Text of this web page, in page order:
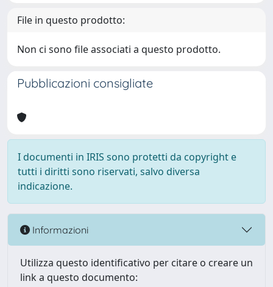
File in questo prodotto:
Non ci sono file associati a questo prodotto.
Pubblicazioni consigliate
I documenti in IRIS sono protetti da copyright e
tutti i diritti sono riservati, salvo diversa
indicazione.
Informazioni
Utilizza questo identificativo per citare o creare un
link a questo documento: